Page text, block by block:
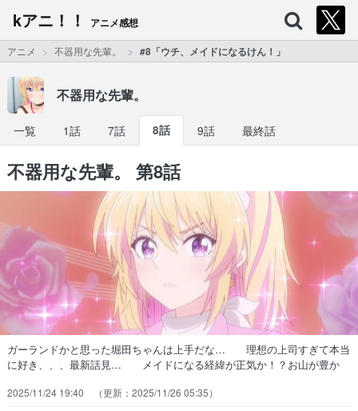
kアニ！！ アニメ感想
アニメ 不器用な先輩。 #8「ウチ、メイドになるけん！」
不器用な先輩。
一覧 1話 7話 8話 9話 最終話
不器用な先輩。 第8話
ガーランドかと思った堀田ちゃんは上手だな… 理想の上司すぎて本当
に好き、、、最新話見… メイドになる経緯が正気か！？お山が豊か
られてるの？ブラックすぎ～が… コラボカフェ初日にバイトが3人も
2025/11/24 19:40 2025/11/26 05:35